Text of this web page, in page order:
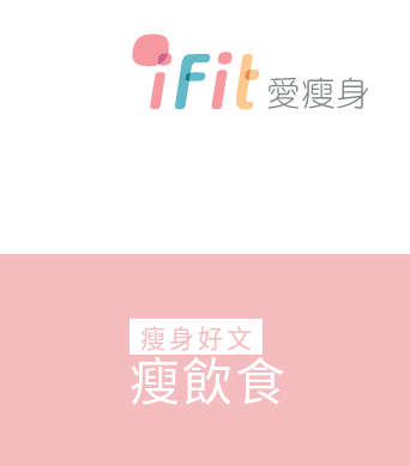
瘦身好文
瘦飲食